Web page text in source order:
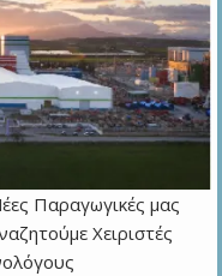
Παραγωγικές μας
Χειριστές